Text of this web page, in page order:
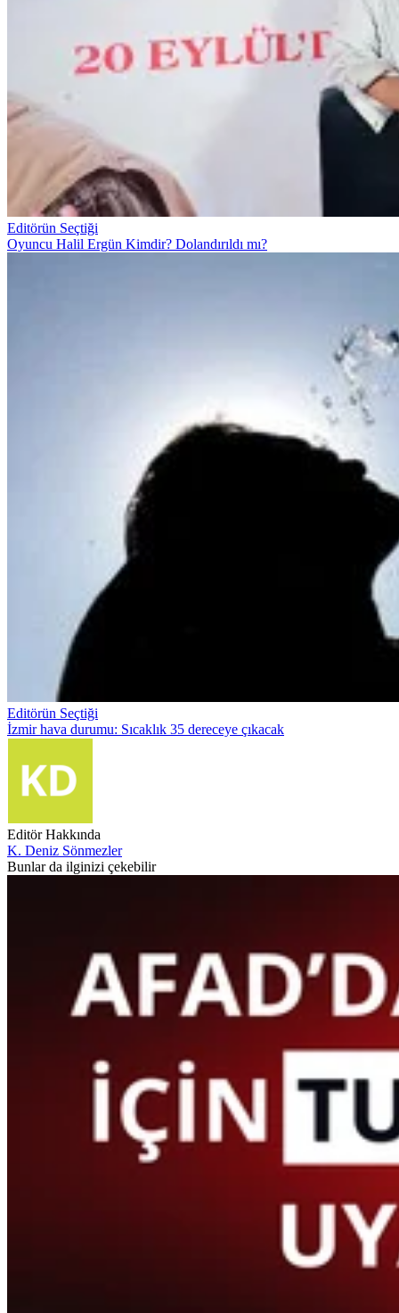
Editörün Seçtiği
Oyuncu Halil Ergün Kimdir? Dolandırıldı mı?
Editörün Seçtiği
İzmir hava durumu: Sıcaklık 35 dereceye çıkacak
Editör Hakkında
K. Deniz Sönmezler
Bunlar da ilginizi çekebilir